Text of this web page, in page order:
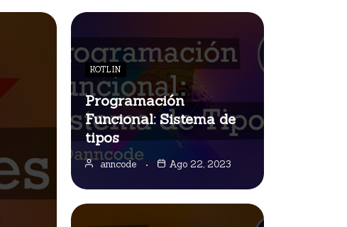
KOTLIN
Programación
Funcional: Sistema de
tipos
anncode Ago 22, 2023